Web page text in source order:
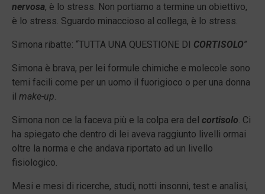
nervosa, è lo stress. Non portiamo a termine un obiettivo,
è lo stress. Sguardo minaccioso al collega, è lo stress.
Simona ribatte: “TUTTA UNA QUESTIONE DI CORTISOLO”
Simona è brava, per lei formule chimiche e molecole sono
temi facili come per un uomo il fuorigioco o per una donna
il make-up.
Simona non ce la faceva più e la colpa era del cortisolo. Ci
ha spiegato che dentro di lei aveva raggiunto livelli ormai
oltre la norma e che andava riportato ad un livello
fisiologico.
Mesi e mesi di ricerche, studi, notti insonni, test e analisi,